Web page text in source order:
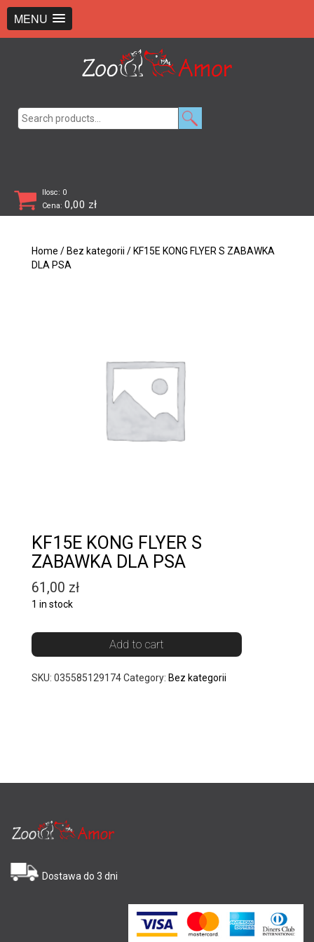
MENU
Ilosc: 0
Cena: 0,00 zł
Home / Bez kategorii / KF15E KONG FLYER S ZABAWKA
DLA PSA
KF15E KONG FLYER S
ZABAWKA DLA PSA
61,00 zł
1 in stock
Add to cart
SKU: 035585129174Category: Bez kategorii
Dostawa do 3 dni